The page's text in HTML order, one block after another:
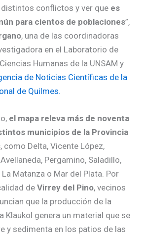
conflictos y ver que es
para cientos de poblaciones”,
, una de las coordinadoras
en el Laboratorio de
Humanas de la UNSAM y
de Noticias Científicas de la
de Quilmes.
el mapa releva más de noventa
municipios de la Provincia
, como Delta, Vicente López,
Pergamino, Saladillo,
Matanza o Mar del Plata. Por
deVirrey del Pino, vecinos
que la producción de la
Klaukol genera un material que se
y sedimenta en los patios de las